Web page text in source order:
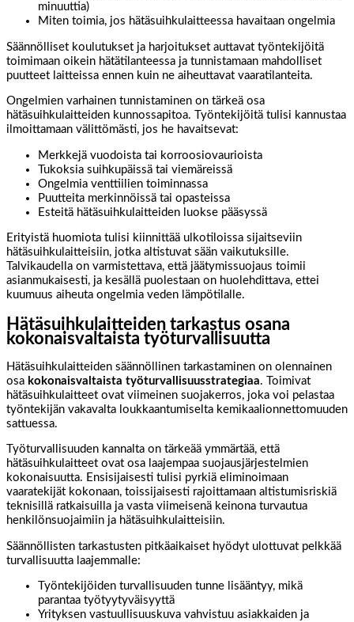
minuuttia)
Miten toimia, jos hätäsuihkulaitteessa havaitaan ongelmia
Säännölliset koulutukset ja harjoitukset auttavat työntekijöitä
toimimaan oikein hätätilanteessa ja tunnistamaan mahdolliset
puutteet laitteissa ennen kuin ne aiheuttavat vaaratilanteita.
Ongelmien varhainen tunnistaminen on tärkeä osa
hätäsuihkulaitteiden kunnossapitoa. Työntekijöitä tulisi kannustaa
ilmoittamaan välittömästi, jos he havaitsevat:
Merkkejä vuodoista tai korroosiovaurioista
Tukoksia suihkupäissä tai viemäreissä
Ongelmia venttiilien toiminnassa
Puutteita merkinnöissä tai opasteissa
Esteitä hätäsuihkulaitteiden luokse pääsyssä
Erityistä huomiota tulisi kiinnittää ulkotiloissa sijaitseviin
hätäsuihkulaitteisiin, jotka altistuvat sään vaikutuksille.
Talvikaudella on varmistettava, että jäätymissuojaus toimii
asianmukaisesti, ja kesällä puolestaan on huolehdittava, ettei
kuumuus aiheuta ongelmia veden lämpötilalle.
Hätäsuihkulaitteiden tarkastus osana
kokonaisvaltaista työturvallisuutta
Hätäsuihkulaitteiden säännöllinen tarkastaminen on olennainen
osa kokonaisvaltaista työturvallisuusstrategiaa. Toimivat
hätäsuihkulaitteet ovat viimeinen suojakerros, joka voi pelastaa
työntekijän vakavalta loukkaantumiselta kemikaalionnettomuuden
sattuessa.
Työturvallisuuden kannalta on tärkeää ymmärtää, että
hätäsuihkulaitteet ovat osa laajempaa suojausjärjestelmien
kokonaisuutta. Ensisijaisesti tulisi pyrkiä eliminoimaan
vaaratekijät kokonaan, toissijaisesti rajoittamaan altistumisriskiä
teknisillä ratkaisuilla ja vasta viimeisenä keinona turvautua
henkilönsuojaimiin ja hätäsuihkulaitteisiin.
Säännöllisten tarkastusten pitkäaikaiset hyödyt ulottuvat pelkkää
turvallisuutta laajemmalle:
Työntekijöiden turvallisuuden tunne lisääntyy, mikä
parantaa työtyytyväisyyttä
Yrityksen vastuullisuuskuva vahvistuu asiakkaiden ja